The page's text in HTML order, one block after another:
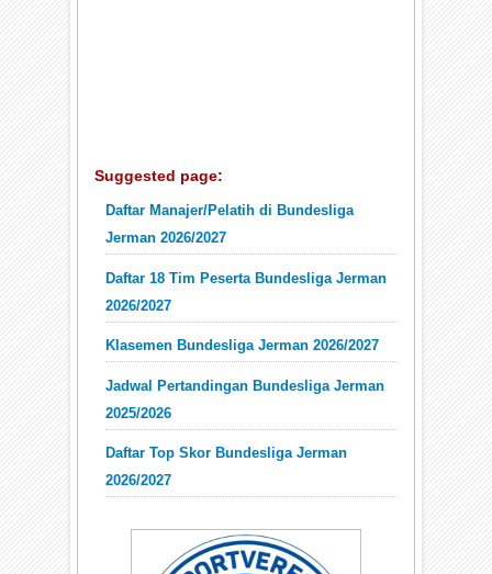
Suggested page:
Daftar Manajer/Pelatih di Bundesliga
Jerman 2026/2027
Daftar 18 Tim Peserta Bundesliga Jerman
2026/2027
Klasemen Bundesliga Jerman 2026/2027
Jadwal Pertandingan Bundesliga Jerman
2025/2026
Daftar Top Skor Bundesliga Jerman
2026/2027